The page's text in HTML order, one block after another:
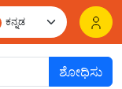
ಶೋಧಿಸು